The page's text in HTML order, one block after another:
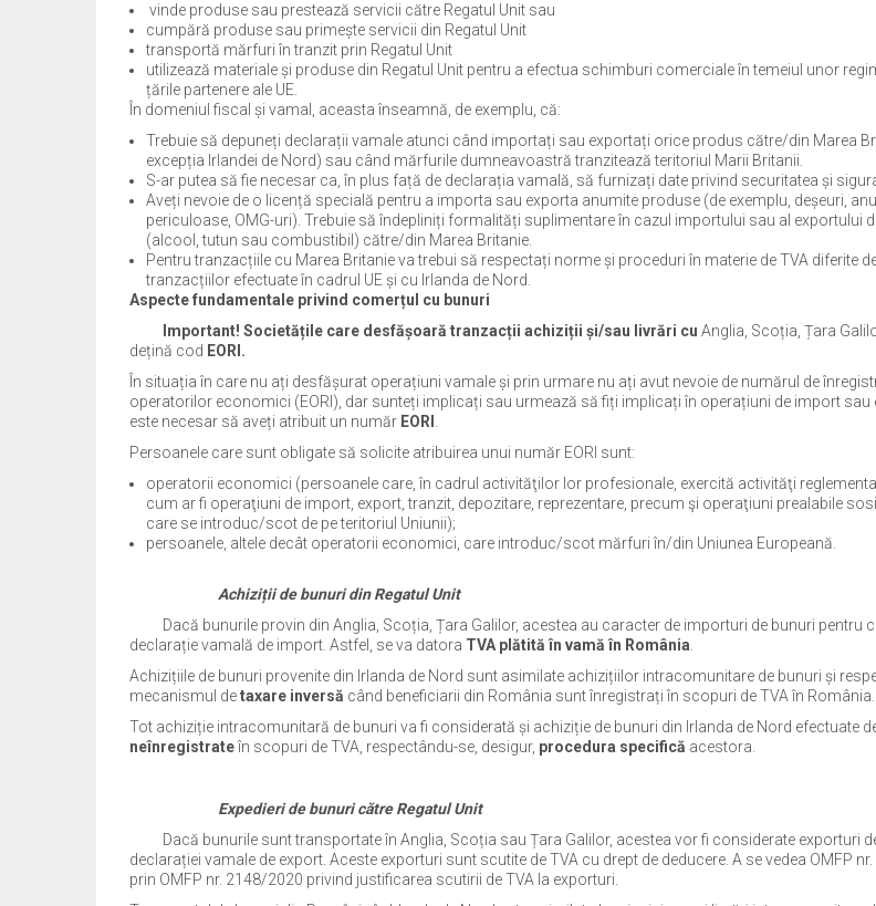
vinde produse sau prestează servicii către Regatul Unit sau
cumpără produse sau primește servicii din Regatul Unit
transportă mărfuri în tranzit prin Regatul Unit
utilizează materiale și produse din Regatul Unit pentru a efectua schimburi comerciale în temeiul unor
țările partenere ale UE.
În domeniul fiscal și vamal, aceasta înseamnă, de exemplu, că:
Trebuie să depuneți declarații vamale atunci când importați sau exportați orice produs către/din Marea
excepția Irlandei de Nord) sau când mărfurile dumneavoastră tranzitează teritoriul Marii Britanii.
S-ar putea să fie necesar ca, în plus față de declarația vamală, să furnizați date privind securitatea și
Aveți nevoie de o licență specială pentru a importa sau exporta anumite produse (de exemplu, deșeuri,
periculoase, OMG-uri). Trebuie să îndepliniți formalități suplimentare în cazul importului sau al exportului
(alcool, tutun sau combustibil) către/din Marea Britanie.
Pentru tranzacțiile cu Marea Britanie va trebui să respectați norme și proceduri în materie de TVA diferite
tranzacțiilor efectuate în cadrul UE și cu Irlanda de Nord.
Aspecte fundamentale privind comerțul cu bunuri
Important! Societățile care desfășoară tranzacții achiziții și/sau livrări cu Anglia, Scoția, Țara
dețină cod EORI.
În situația în care nu ați desfășurat operațiuni vamale și prin urmare nu ați avut nevoie de numărul de
operatorilor economici (EORI), dar sunteți implicați sau urmează să fiți implicați în operațiuni de import sau
este necesar să aveți atribuit un număr EORI .
Persoanele care sunt obligate să solicite atribuirea unui număr EORI sunt:
operatorii economici (persoanele care, în cadrul activităţilor lor profesionale, exercită activităţi
cum ar fi operaţiuni de import, export, tranzit, depozitare, reprezentare, precum şi operaţiuni prealabile
care se introduc/scot de pe teritoriul Uniunii);
persoanele, altele decât operatorii economici, care introduc/scot mărfuri în/din Uniunea Europeană.
Achiziții de bunuri din Regatul Unit
Dacă bunurile provin din Anglia, Scoția, Țara Galilor, acestea au caracter de importuri de bunuri pentru
declarație vamală de import. Astfel, se va datora TVA plătită în vamă în România.
Achizițiile de bunuri provenite din Irlanda de Nord sunt asimilate achizițiilor intracomunitare de bunuri și
mecanismul detaxare inversă când beneficiarii din România sunt înregistrați în scopuri de TVA în România.
Tot achiziție intracomunitară de bunuri va fi considerată și achiziție de bunuri din Irlanda de Nord efectuate
neînregistrateîn scopuri de TVA, respectându-se, desigur, procedura specifică acestora.
Expedieri de bunuri către Regatul Unit
Dacă bunurile sunt transportate în Anglia, Scoția sau Țara Galilor, acestea vor fi considerate exporturi
declarației vamale de export. Aceste exporturi sunt scutite de TVA cu drept de deducere. A se vedea OMFP
prin OMFP nr. 2148/2020 privind justificarea scutirii de TVA la exporturi.